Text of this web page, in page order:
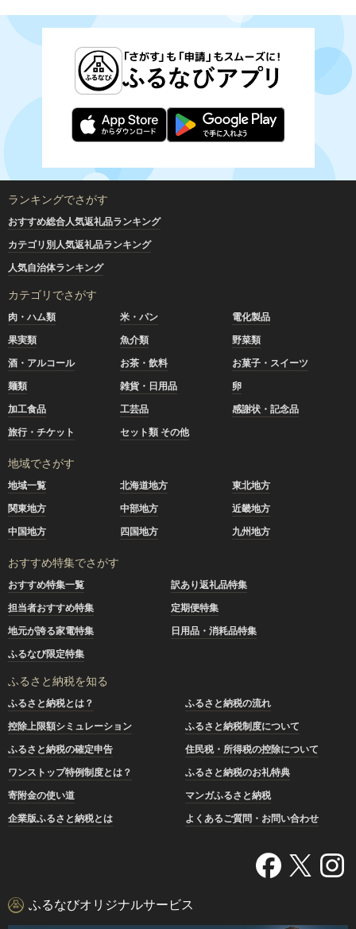
ランキングでさがす
おすすめ総合人気返礼品ランキング
カテゴリ別人気返礼品ランキング
人気自治体ランキング
カテゴリでさがす
肉・ハム類 米・パン
電化製品
果実類
魚介類
野菜類
酒・アルコール
お茶・飲料
お菓子・スイーツ
麺類
雑貨・日用品
卵
加工食品
工芸品
感謝状・記念品
旅行・チケット
セット類 その他
地域でさがす
地域一覧 北海道地方
東北地方
関東地方
中部地方
近畿地方
中国地方
四国地方 九州地方
おすすめ特集でさがす
おすすめ特集一覧
訳あり返礼品特集
担当者おすすめ特集
定期便特集
地元が誇る家電特集
日用品・消耗品特集
ふるなび限定特集
ふるさと納税を知る
ふるさと納税とは？
ふるさと納税の流れ
控除上限額シミュレーション
ふるさと納税制度について
ふるさと納税の確定申告
住民税・所得税の控除について
ワンストップ特例制度とは？
ふるさと納税のお礼特典
寄附金の使い道
マンガふるさと納税
企業版ふるさと納税とは
よくあるご質問・お問い合わせ
ふるなびオリジナルサービス